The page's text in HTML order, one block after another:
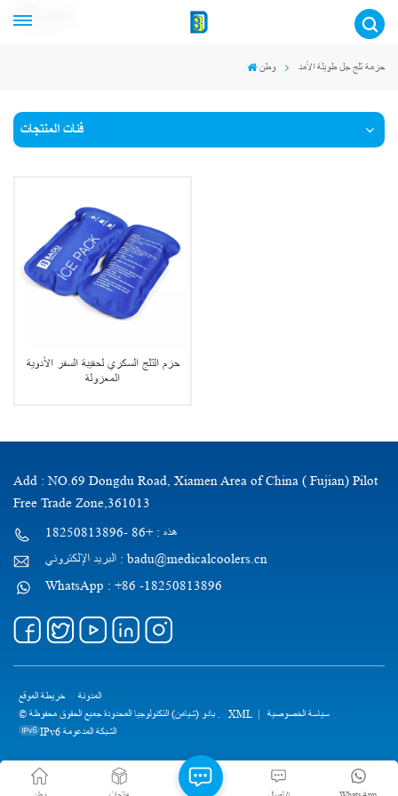
وطن حزمة ثلج جل طويلة الأمد
فئات المنتجات
حزم الثلج السكري لحقيبة السفر الأدوية
المعزولة
Add : NO.69 Dongdu Road, Xiamen Area of China ( Fujian) Pilot
Free Trade Zone,361013
هذه : +86 -18250813896
البريد الإلكتروني : badu@medicalcoolers.cn
WhatsApp : +86 -18250813896
خريطة الموقع
المدونة
XML | سياسة الخصوصية
IPv6 الشبكة المدعومة